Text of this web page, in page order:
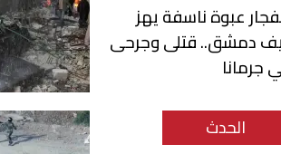
عبوة ناسفة يهز
دمشق.. قتلى وجرحى
جرمانا
الحدث